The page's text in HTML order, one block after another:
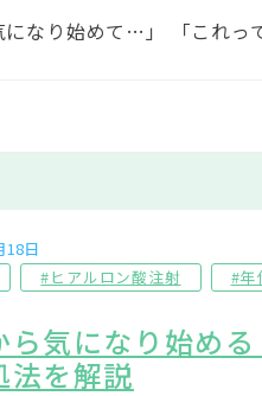
になり始めて…」 「これっ
18日
#ヒアルロン酸注射 #年
気になり始め
法を解説